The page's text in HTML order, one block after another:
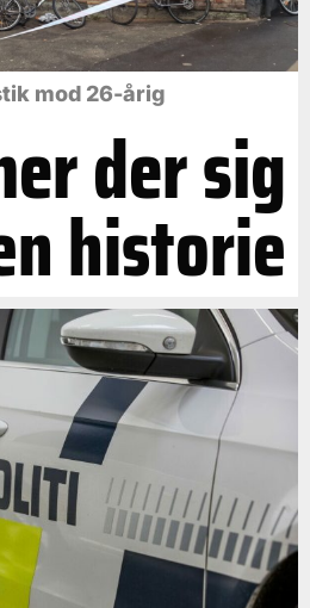
mod 26-årig
der sig
historie